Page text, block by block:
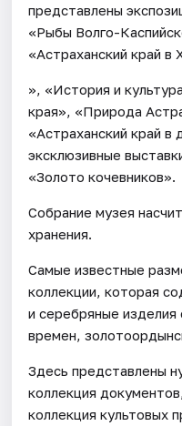
представлены
«Рыбы Волго-
«Астраханский край в
», «История и
края», «Природа
«Астраханский край в
эксклюзивные
«Золото кочевников».
Собрание музея
хранения.
Самые известные
коллекции, которая
и серебряные
времен,
Здесь представлены
коллекция
коллекция культовых